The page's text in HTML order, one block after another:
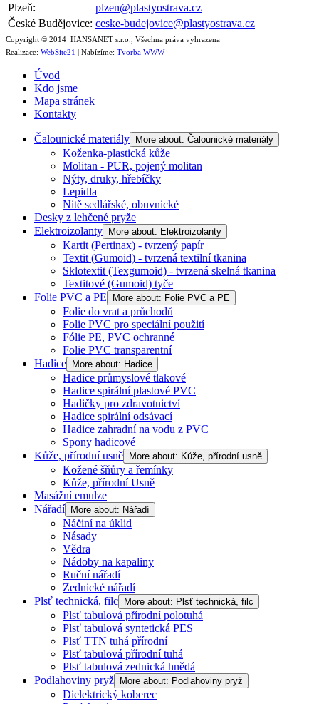
Plzeň:
plzen@plastyostrava.cz
České Budějovice: ceske-budejovice@plastyostrava.cz
Copyright © 2014 HANSANET s.r.o., Všechna práva vyhrazena
Realizace: WebSite21 | Nabízíme: Tvorba WWW
Úvod
Kdo jsme
Mapa stránek
Kontakty
Čalounické materiály More about: Čalounické materiály
Koženka-plastická kůže
Molitan - PUR, pojený molitan
Nýty, druky, hřebíčky
Lepidla
Nitě sedlářské, obuvnické
Desky z lehčené pryže
Elektroizolanty More about: Elektroizolanty
Kartit (Pertinax) - tvrzený papír
Textit (Gumoid) - tvrzená textilní tkanina
Sklotextit (Texgumoid) - tvrzená skelná tkanina
Textitové (Gumoid) tyče
Folie PVC a PE
More about: Folie PVC a PE
Folie do vrat a průchodů
Folie PVC pro speciální použití
Fólie PE, PVC ochranné
Folie PVC transparentní
Hadice More about: Hadice
Hadice průmyslové tlakové
Hadice spirální plastové PVC
Hadičky pro zdravotnictví
Hadice spirální odsávací
Hadice zahradní na vodu z PVC
Spony hadicové
Kůže, přírodní usně More about: Kůže, přírodní usně
Kožené šňůry a řemínky
Kůže, přírodní Usně
Masážní emulze
Nářadí More about: Nářadí
Náčiní na úklid
Násady
Vědra
Nádoby na kapaliny
Ruční nářadí
Zednické nářadí
Plsť technická, filc More about: Plsť technická, filc
Plsť tabulová přírodní polotuhá
Plsť tabulová syntetická PES
Plsť TTN tuhá přírodní
Plsť tabulová přírodní tuhá
Plsť tabulová zednická hnědá
Podlahoviny pryž More about: Podlahoviny pryž
Dielektrický koberec